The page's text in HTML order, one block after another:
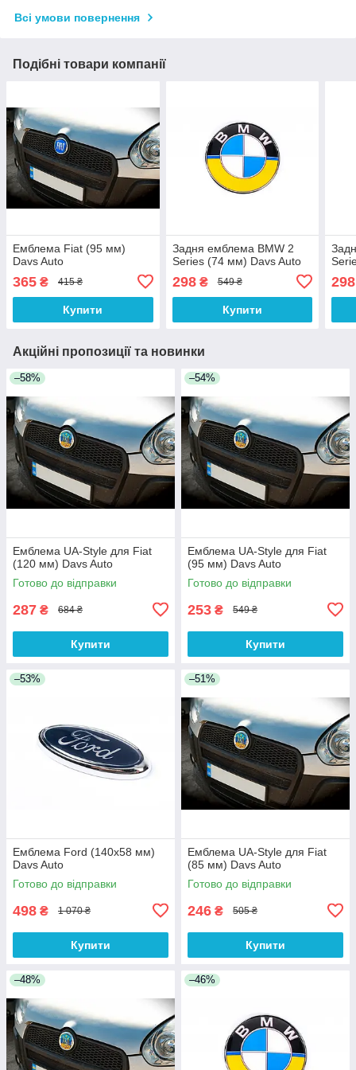
Всі умови повернення
Подібні товари компанії
Емблема Fiat (95 мм)
Davs Auto
365 ₴ 415 ₴
Купити
Задня емблема BMW 2
Series (74 мм) Davs Auto
298₴ 549 ₴
Купити
298
Акційні пропозиції та новинки
–58%
Емблема UA-Style для Fiat
(120 мм) Davs Auto
Готово до відправки
287 ₴ 684 ₴
Купити
–54%
Емблема UA-Style для Fiat
(95 мм) Davs Auto
Готово до відправки
253 ₴ 549 ₴
Купити
–53%
Емблема Ford (140х58 мм)
Davs Auto
Готово до відправки
498 ₴ 1 070 ₴
Купити
–51%
Емблема UA-Style для Fiat
(85 мм) Davs Auto
Готово до відправки
246 ₴ 505 ₴
Купити
–48% –46%